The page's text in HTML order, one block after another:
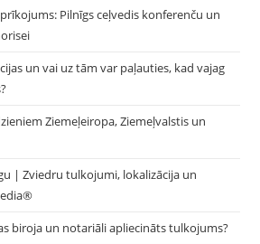
Pilnīgs ceļvedis konferenču un
un vai uz tām var paļauties, kad vajag
Ziemeļeiropa, Ziemeļvalstis un
| Zviedru tulkojumi, lokalizācija un
biroja un notariāli apliecināts tulkojums?